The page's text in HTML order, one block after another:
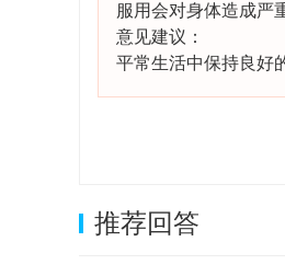
服用会对身体造成严
意见建议：
平常生活中保持良好
推荐回答